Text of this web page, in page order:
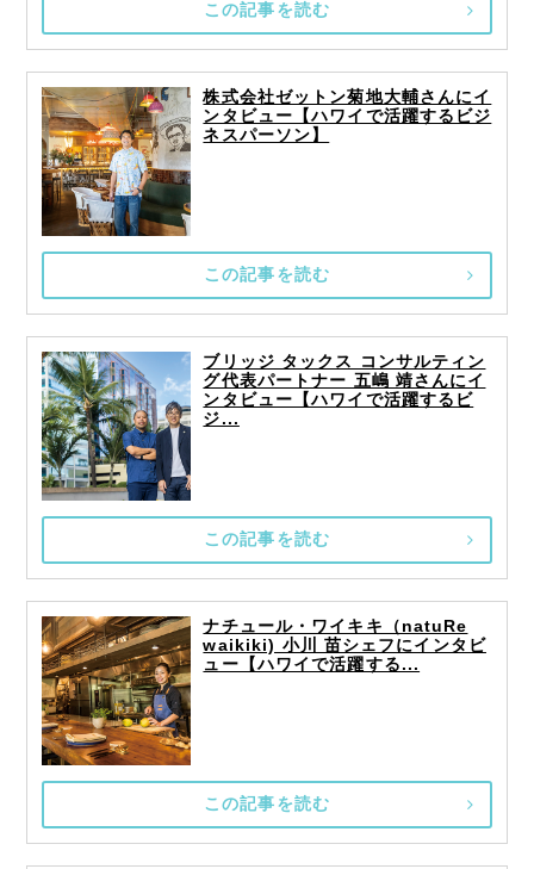
この記事を読む
株式会社ゼットン菊地大輔さんにイ
ンタビュー【ハワイで活躍するビジ
ネスパーソン】
この記事を読む
ブリッジ タックス コンサルティン
グ代表パートナー 五嶋 靖さんにイ
ンタビュー【ハワイで活躍するビ
ジ...
この記事を読む
ナチュール・ワイキキ（natuRe
waikiki) 小川 苗シェフにインタビ
ュー【ハワイで活躍する...
この記事を読む